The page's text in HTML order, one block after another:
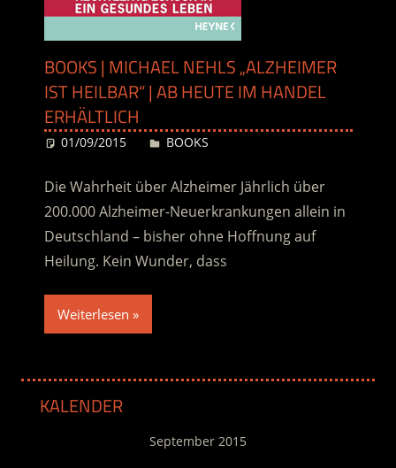
BOOKS | MICHAEL NEHLS „ALZHEIMER
IST HEILBAR“ | AB HEUTE IM HANDEL
ERHÄLTLICH
01/09/2015 Desiree
BOOKS
Die Wahrheit über Alzheimer Jährlich über
200.000 Alzheimer-Neuerkrankungen allein in
Deutschland – bisher ohne Hoffnung auf
Heilung. Kein Wunder, dass
Weiterlesen
KALENDER
September 2015